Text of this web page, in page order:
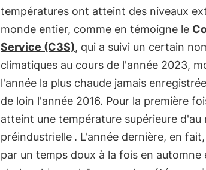
températures ont atteint des niveaux
monde entier, comme en témoigne le
Service (C3S), qui a suivi un certain
climatiques au cours de l'année 2023,
l'année la plus chaude jamais
de loin l'année 2016. Pour la première
atteint une température supérieure d'au
préindustrielle . L'année dernière, en
par un temps doux à la fois en automne